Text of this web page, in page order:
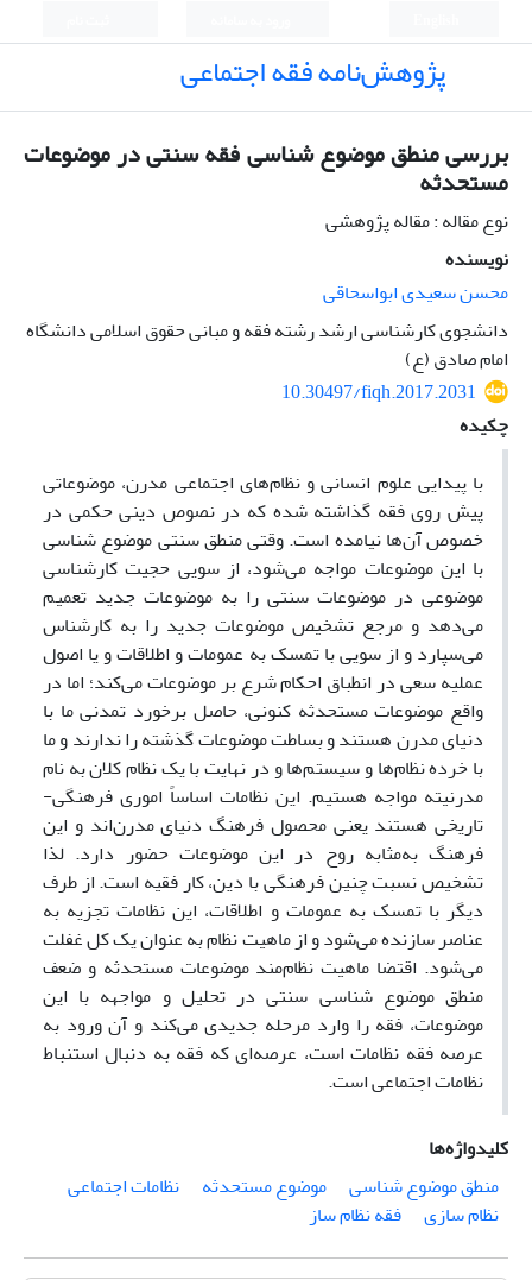
پژوهش‌نامه فقه اجتماعی
بررسی منطق موضوع شناسی فقه سنتی در موضوعات
مستحدثه
نوع مقاله : مقاله پژوهشی
نویسنده
محسن سعیدی ابواسحاقی
دانشجوی کارشناسی ارشد رشته فقه و مبانی حقوق اسلامی دانشگاه
امام صادق (ع)
10.30497/fiqh.2017.2031
چکیده
با پیدایی علوم انسانی و نظام‌های اجتماعی مدرن، موضوعاتی
پیش روی فقه گذاشته شده که در نصوص دینی حکمی در
خصوص آن‌ها نیامده است. وقتی منطق سنتی موضوع شناسی
با این موضوعات مواجه می‌شود، از سویی حجیت کارشناسی
موضوعی در موضوعات سنتی را به موضوعات جدید تعمیم
می‌دهد و مرجع تشخیص موضوعات جدید را به کارشناس
می‌سپارد و از سویی با تمسک به عمومات و اطلاقات و یا اصول
عملیه سعی در انطباق احکام شرع بر موضوعات می‌کند؛ اما در
واقع موضوعات مستحدثه کنونی، حاصل برخورد تمدنی ما با
دنیای مدرن هستند و بساطت موضوعات گذشته را ندارند و ما
با خرده نظام‌ها و سیستم‌ها و در نهایت با یک نظام کلان به نام
مدرنیته مواجه هستیم. این نظامات اساساً اموری فرهنگی-
تاریخی هستند یعنی محصول فرهنگ دنیای مدرن‌اند و این
فرهنگ به‌مثابه روح در این موضوعات حضور دارد. لذا
تشخیص نسبت چنین فرهنگی با دین، کار فقیه است. از طرف
دیگر با تمسک به عمومات و اطلاقات، این نظامات تجزیه به
عناصر سازنده می‌شود و از ماهیت نظام به عنوان یک کل غفلت
می‌شود. اقتضا ماهیت نظام‌مند موضوعات مستحدثه و ضعف
منطق موضوع شناسی سنتی در تحلیل و مواجهه با این
موضوعات، فقه را وارد مرحله جدیدی می‌کند و آن ورود به
عرصه فقه نظامات است، عرصه‌ای که فقه به دنبال استنباط
نظامات اجتماعی است.
کلیدواژه‌ها
منطق موضوع شناسی
موضوع مستحدثه
نظامات اجتماعی
نظام سازی
فقه نظام ساز